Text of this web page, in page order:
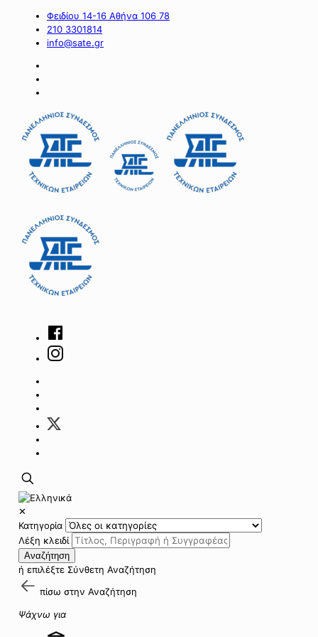
Φειδίου 14-16 Αθήνα 106 78
210 3301814
info@sate.gr
✕
Κατηγορία
Λέξη κλειδί
Αναζήτηση
ή επιλέξτε Σύνθετη Αναζήτηση
πίσω στην Αναζήτηση
Ψάχνω για